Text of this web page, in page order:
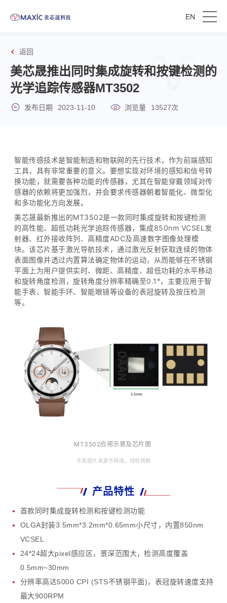
EN
返回
美芯晟推出同时集成旋转和按键检测的
光学追踪传感器MT3502
发布日期 2023-11-10 浏览量 13527次
智能传感技术是智能制造和物联网的先行技术，作为前端感知
工具，具有非常重要的意义。要想实现对环境的感知和信号转
换功能，就需要各种功能的传感器，尤其在智能穿戴领域对传
感器的依赖将更加强烈，并会要求传感器朝着智能化、微型化
和多功能化方向发展。
美芯晟最新推出的MT3502是一款同时集成旋转和按键检测
的高性能、超低功耗光学追踪传感器，集成850nm VCSEL发
射器、红外接收阵列、高精度ADC及高速数字图像处理模
块。该芯片基于激光导航技术，通过激光反射获取连续的物体
表面图像并透过内置算法确定物体的运动，从而能够在不锈钢
平面上为用户提供实时、微距、高精度、超低功耗的水平移动
和旋转角度检测，旋转角度分辨率精确至0.1°，主要应用于智
能手表、智能手环、智能眼镜等设备的表冠旋转及按压检测
等。
MT3502应用示意及芯片图
手表图片来源于网络，侵权将删
产品特性
首款同时集成旋转检测和按键检测功能
OLGA封装3.5mm*3.2mm*0.65mm小尺寸，内置850nm
VCSEL
24*24超大pixel感应区，景深范围大，检测高度覆盖
0.5mm~30mm
分辨率高达5000 CPI (STS不锈钢平面)，表冠旋转速度支持
最大900RPM